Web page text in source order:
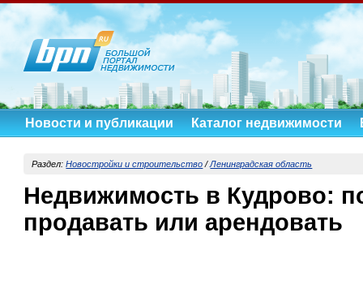
Новости и публикации Каталог недвижимости
Раздел:Новостройки и строительство /Ленинградская область
Недвижимость в Кудрово:
продавать или арендовать